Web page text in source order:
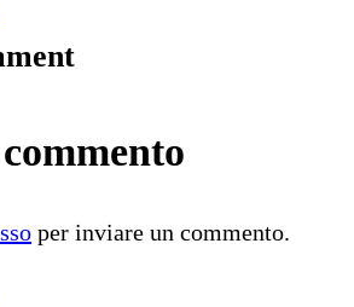
per inviare un commento.